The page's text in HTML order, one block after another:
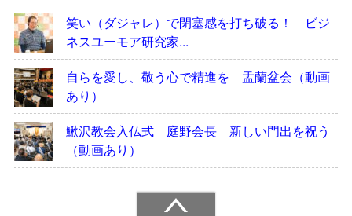
笑い（ダジャレ）で閉塞感を打ち破る！ ビジ
ネスユーモア研究家...
自らを愛し、敬う心で精進を 盂蘭盆会（動画
あり）
鰍沢教会入仏式 庭野会長 新しい門出を祝う
（動画あり）